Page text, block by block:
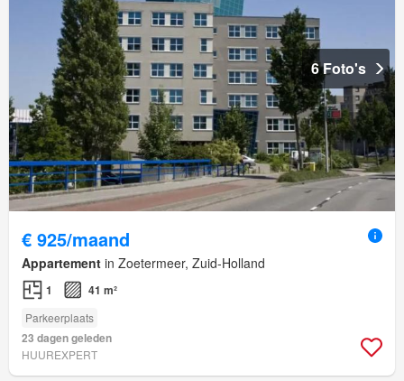
6 Foto's
€ 925/maand
Appartement in Zoetermeer, Zuid-Holland
1 41 m²
Parkeerplaats
23 dagen geleden
HUUREXPERT